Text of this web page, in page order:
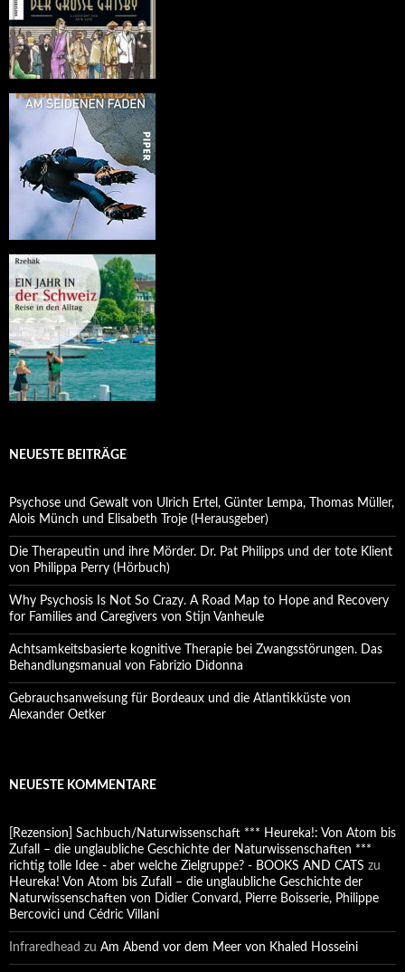
NEUESTE BEITRÄGE
Psychose und Gewalt von Ulrich Ertel, Günter Lempa, Thomas Müller,
Alois Münch und Elisabeth Troje (Herausgeber)
Die Therapeutin und ihre Mörder. Dr. Pat Philipps und der tote Klient
von Philippa Perry (Hörbuch)
Why Psychosis Is Not So Crazy. A Road Map to Hope and Recovery
for Families and Caregivers von Stijn Vanheule
Achtsamkeitsbasierte kognitive Therapie bei Zwangsstörungen. Das
Behandlungsmanual von Fabrizio Didonna
Gebrauchsanweisung für Bordeaux und die Atlantikküste von
Alexander Oetker
NEUESTE KOMMENTARE
[Rezension] Sachbuch/Naturwissenschaft *** Heureka!: Von Atom bis
Zufall – die unglaubliche Geschichte der Naturwissenschaften ***
richtig tolle Idee - aber welche Zielgruppe? - BOOKS AND CATS zu
Heureka! Von Atom bis Zufall – die unglaubliche Geschichte der
Naturwissenschaften von Didier Convard, Pierre Boisserie, Philippe
Bercovici und Cédric Villani
Infraredhead zu Am Abend vor dem Meer von Khaled Hosseini